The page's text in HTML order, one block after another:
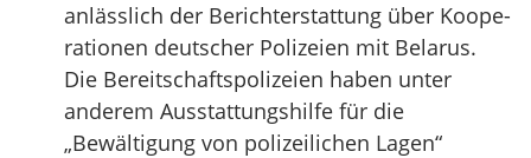
anlässlich der Berichterstattung über Koope-
rationen deutscher Polizeien mit Belarus.
Die Bereitschaftspolizeien haben unter
anderem Ausstattungshilfe für die
„Bewältigung von polizeilichen Lagen“